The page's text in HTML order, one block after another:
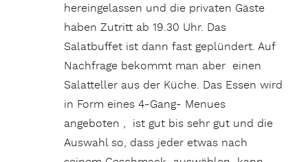
hereingelassen und die privaten Gäste
haben Zutritt ab 19.30 Uhr. Das
Salatbuffet ist dann fast geplündert. Auf
Nachfrage bekommt man aber einen
Salatteller aus der Küche. Das Essen wird
in Form eines 4-Gang- Menues
angeboten , ist gut bis sehr gut und die
Auswahl so, dass jeder etwas nach